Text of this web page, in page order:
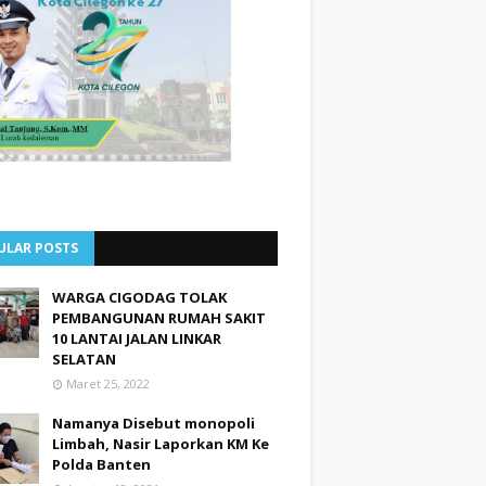
POSTS
WARGA CIGODAG TOLAK
PEMBANGUNAN RUMAH SAKIT
10 LANTAI JALAN LINKAR
SELATAN
Maret 25, 2022
Namanya Disebut monopoli
Limbah, Nasir Laporkan KM Ke
Polda Banten